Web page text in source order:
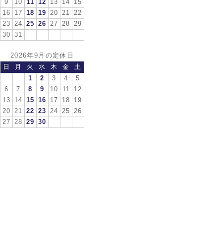
9
10 11 12 13 14
15
16
17 18 19 20 21
22
23
24 25 26 27 28
29
30
31
2026年9月の定休日
日
月 火 水 木 金
土
1
2 3 4
5
6
7 8 9 10 11
12
13
14 15 16 17 18
19
20
21 22 23 24 25
26
27
28 29 30